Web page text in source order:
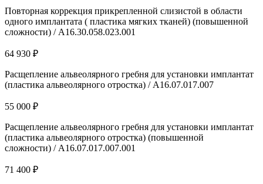
Повторная коррекция прикрепленной слизистой в области
одного имплантата ( пластика мягких тканей) (повышенной
сложности) / A16.30.058.023.001
64 930 ₽
Расщепление альвеолярного гребня для установки имплантат
(пластика альвеолярного отростка) / А16.07.017.007
55 000 ₽
Расщепление альвеолярного гребня для установки имплантат
(пластика альвеолярного отростка) (повышенной
сложности) / А16.07.017.007.001
71 400 ₽